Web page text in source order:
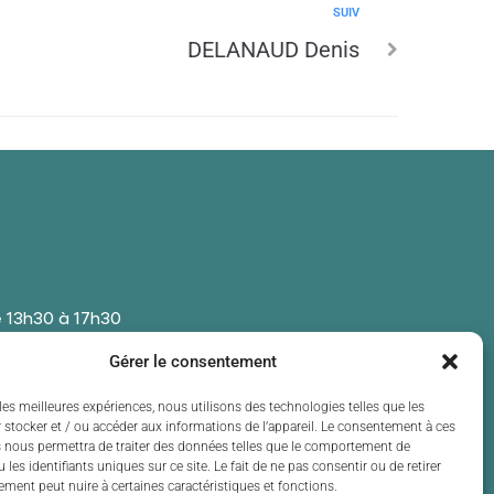
Gérer le consentement
meilleures expériences, nous utilisons des technologies telles que les
et / ou accéder aux informations de l’appareil. Le consentement à ces
permettra de traiter des données telles que le comportement de
les identifiants uniques sur ce site. Le fait de ne pas consentir ou de retirer
peut nuire à certaines caractéristiques et fonctions.
SUIV
DELANAUD Denis
à 17h30
à 17h30
13h30 à 17h30
à 17h30
de 13h30 à 17h30